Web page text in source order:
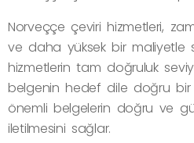
Norveççe çeviri hizmetleri,
ve daha yüksek bir maliyetle
hizmetlerin tam doğruluk
belgenin hedef dile doğru bir
önemli belgelerin doğru ve
iletilmesini sağlar.